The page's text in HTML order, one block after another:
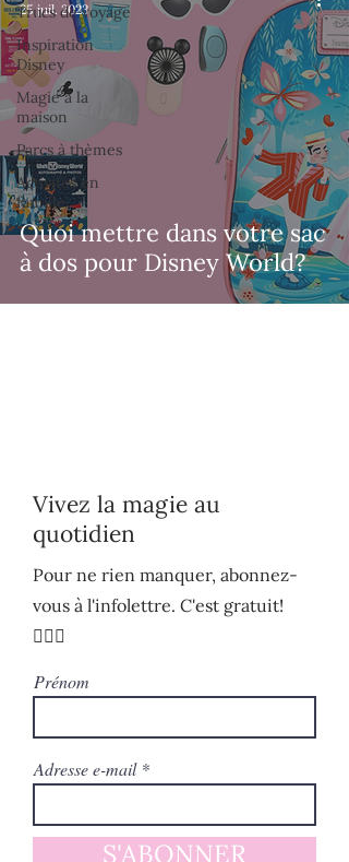
Trucs de voyage
Inspiration
Disney
Magie à la
maison
Parcs à thèmes
Activités en
famille
Quoi mettre dans votre sac
à dos pour Disney World?
25 juil. 2023
Vivez la magie au
quotidien
Pour ne rien manquer, abonnez-
vous à l'infolettre. C'est gratuit!
🧚🏻‍♀️
Prénom
Adresse e-mail
S'ABONNER